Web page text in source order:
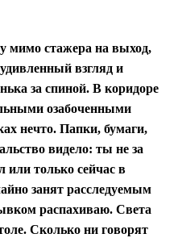
мимо стажера на выход,
взгляд и
за спиной. В коридоре
озабоченными
нечто. Папки, бумаги,
видело: ты не за
или только сейчас в
занят расследуемым
распахиваю. Света
Сколько ни говорят